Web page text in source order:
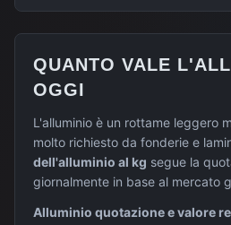
QUANTO VALE
OGGI
L'alluminio è un rottame leggero
molto richiesto da fonderie e
dell'alluminio al kg segue la
giornalmente in base al mercato
Alluminio quotazione e valore